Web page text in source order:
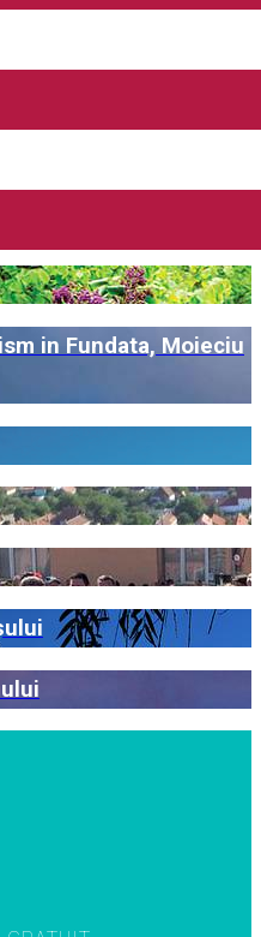
in Fundata, Moieciu